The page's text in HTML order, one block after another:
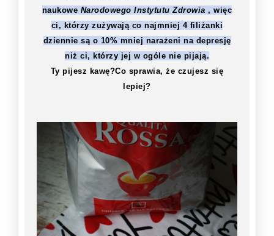
naukowe Narodowego Instytutu Zdrowia , więc
ci, którzy zużywają co najmniej 4 filiżanki
dziennie są o 10% mniej narażeni na depresję
niż ci, którzy jej w ogóle nie pijają.
Ty pijesz kawę?Co sprawia, że czujesz się
lepiej?